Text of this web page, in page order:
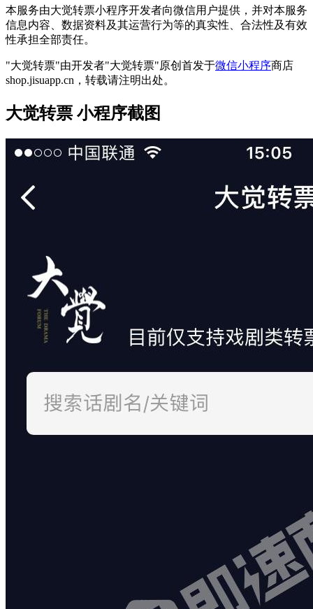
本服务由大觉转票小程序开发者向微信用户提供，并对本服务
信息内容、数据资料及其运营行为等的真实性、合法性及有效
性承担全部责任。
"大觉转票"由开发者"大觉转票"原创首发于微信小程序商店
shop.jisuapp.cn，转载请注明出处。
大觉转票 小程序截图